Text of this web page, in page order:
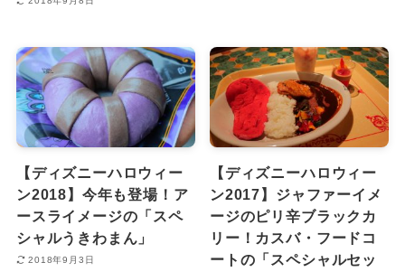
【ディズニーハロウィー
ン2018】今年も登場！ア
ースライメージの「スペ
シャルうきわまん」
2018年9月3日
【ディズニーハロウィー
ン2017】ジャファーイメ
ージのピリ辛ブラックカ
リー！カスバ・フードコ
ートの「スペシャルセッ